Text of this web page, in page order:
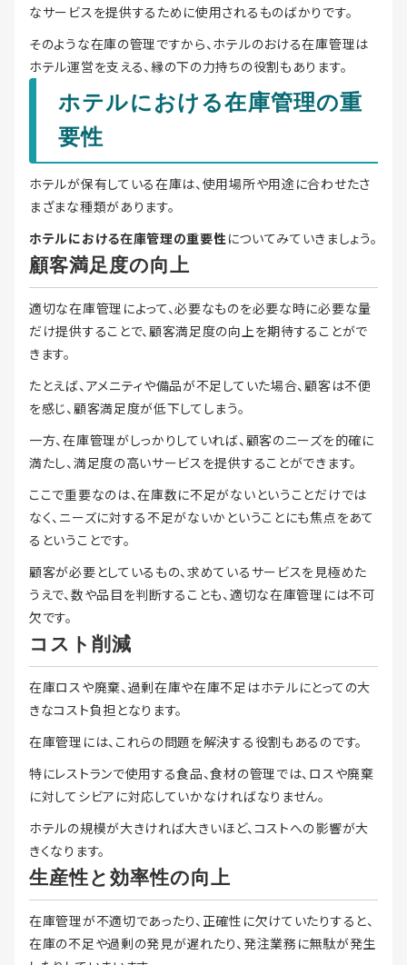
なサービスを提供するために使用されるものばかりです。
そのような在庫の管理ですから、ホテルのおける在庫管理は
ホテル運営を支える、縁の下の力持ちの役割もあります。
ホテルにおける在庫管理の重
要性
ホテルが保有している在庫は、使用場所や用途に合わせたさ
まざまな種類があります。
ホテルにおける在庫管理の重要性についてみていきましょう。
顧客満足度の向上
適切な在庫管理によって、必要なものを必要な時に必要な量
だけ提供することで、顧客満足度の向上を期待することがで
きます。
たとえば、アメニティや備品が不足していた場合、顧客は不便
を感じ、顧客満足度が低下してしまう。
一方、在庫管理がしっかりしていれば、顧客のニーズを的確に
満たし、満足度の高いサービスを提供することができます。
ここで重要なのは、在庫数に不足がないということだけでは
なく、ニーズに対する不足がないかということにも焦点をあて
るということです。
顧客が必要としているもの、求めているサービスを見極めた
うえで、数や品目を判断することも、適切な在庫管理には不可
欠です。
コスト削減
在庫ロスや廃棄、過剰在庫や在庫不足はホテルにとっての大
きなコスト負担となります。
在庫管理には、これらの問題を解決する役割もあるのです。
特にレストランで使用する食品、食材の管理では、ロスや廃棄
に対してシビアに対応していかなければなりません。
ホテルの規模が大きければ大きいほど、コストへの影響が大
きくなります。
生産性と効率性の向上
在庫管理が不適切であったり、正確性に欠けていたりすると、
在庫の不足や過剰の発見が遅れたり、発注業務に無駄が発生